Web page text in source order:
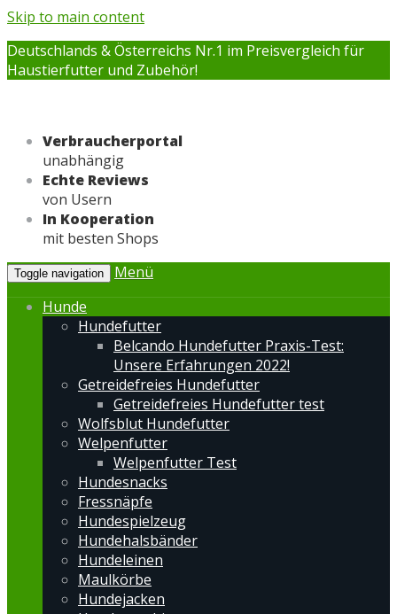
Skip to main content
Deutschlands & Österreichs Nr.1 im Preisvergleich für
Haustierfutter und Zubehör!
Verbraucherportal
unabhängig
Echte Reviews
von Usern
In Kooperation
mit besten Shops
Toggle navigation
Menü
Hunde
Hundefutter
Belcando Hundefutter Praxis-Test:
Unsere Erfahrungen 2022!
Getreidefreies Hundefutter
Getreidefreies Hundefutter test
Wolfsblut Hundefutter
Welpenfutter
Welpenfutter Test
Hundesnacks
Fressnäpfe
Hundespielzeug
Hundehalsbänder
Hundeleinen
Maulkörbe
Hundejacken